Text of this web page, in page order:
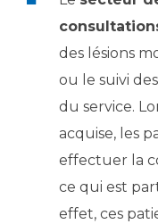
des lésions
ou le suivi
du service.
acquise, les
effectuer la
ce qui est
effet, ces